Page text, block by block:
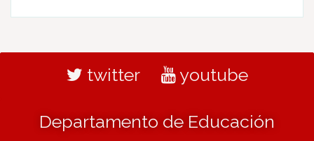
twitter youtube
Departamento de Educación